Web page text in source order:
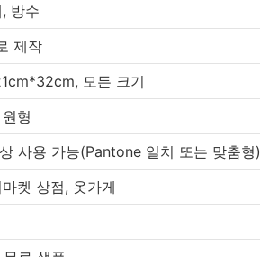
수
작
모든 크기
능(Pantone 일치 또는 맞춤형)
점, 옷가게